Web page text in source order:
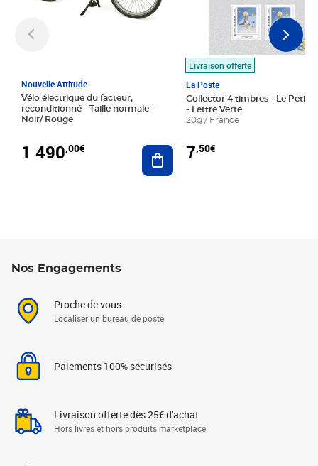
Nouvelle Attitude
Vélo électrique du facteur,
reconditionné - Taille normale -
Noir/ Rouge
1 490,00€ Ajouter au panier
Livraison offerte
La Poste
Collector 4 timbres - Le Petit
- Lettre Verte
20g / France
7,50€
Nos Engagements
Proche de vous
Localiser un bureau de poste
Paiements 100% sécurisés
Livraison offerte dès 25€ d'achat
Hors livres et hors produits marketplace